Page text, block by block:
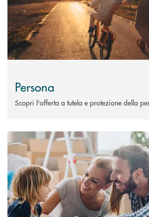
Persona
Scopri l'offerta a tutela e protezione della
Scopri di più Patrimonio